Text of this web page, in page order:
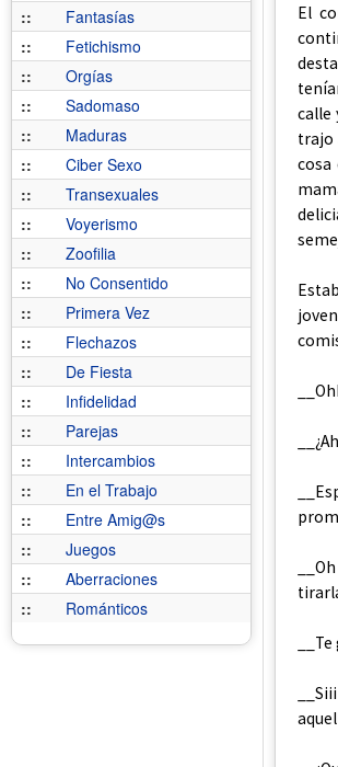
::
Fantasías
::
Fetichismo
::
Orgías
::
Sadomaso
::
Maduras
::
Ciber Sexo
::
Transexuales
::
Voyerismo
::
Zoofilia
::
No Consentido
::
Primera Vez
::
Flechazos
::
De Fiesta
::
Infidelidad
::
Parejas
::
Intercambios
::
En el Trabajo
::
Entre Amig@s
::
Juegos
::
Aberraciones
::
Románticos
El
calle
trajo